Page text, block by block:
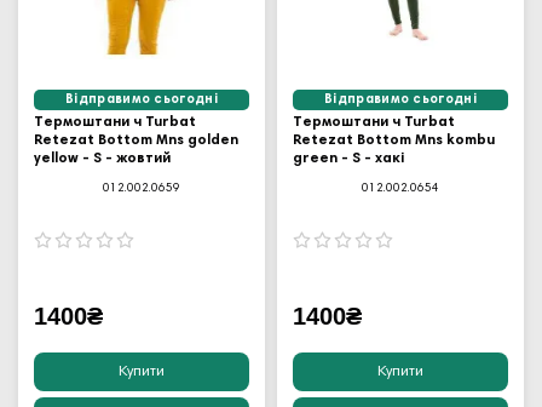
Відправимо сьогодні
Термоштани ч Turbat
Retezat Bottom Mns golden
yellow - S - жовтий
012.002.0659
1400₴
Купити
Відправимо сьогодні
Термоштани ч Turbat
Retezat Bottom Mns kombu
green - S - хакі
012.002.0654
1400₴
Купити